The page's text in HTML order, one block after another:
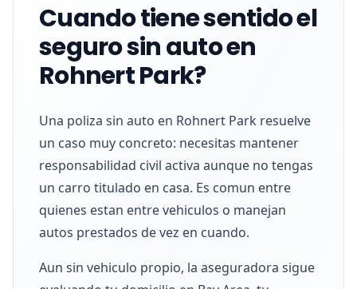
Cuando tiene sentido el
seguro sin auto en
Rohnert Park?
Una poliza sin auto en Rohnert Park resuelve
un caso muy concreto: necesitas mantener
responsabilidad civil activa aunque no tengas
un carro titulado en casa. Es comun entre
quienes estan entre vehiculos o manejan
autos prestados de vez en cuando.
Aun sin vehiculo propio, la aseguradora sigue